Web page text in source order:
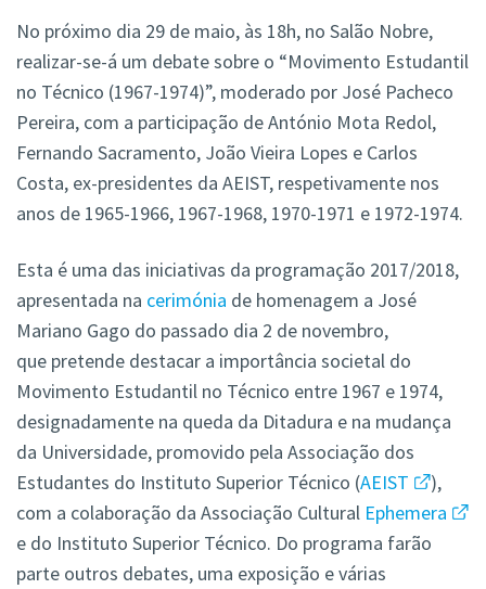
No próximo dia 29 de maio, às 18h, no Salão Nobre,
realizar-se-á um debate sobre o “Movimento Estudantil
no Técnico (1967-1974)”, moderado por José Pacheco
Pereira, com a participação de António Mota Redol,
Fernando Sacramento, João Vieira Lopes e Carlos
Costa, ex-presidentes da AEIST, respetivamente nos
anos de 1965-1966, 1967-1968, 1970-1971 e 1972-1974.
Esta é uma das iniciativas da programação 2017/2018,
apresentada na cerimónia de homenagem a José
Mariano Gago do passado dia 2 de novembro,
que pretende destacar a importância societal do
Movimento Estudantil no Técnico entre 1967 e 1974,
designadamente na queda da Ditadura e na mudança
da Universidade, promovido pela Associação dos
Estudantes do Instituto Superior Técnico (AEIST
),
com a colaboração da Associação Cultural Ephemera
e do Instituto Superior Técnico. Do programa farão
parte outros debates, uma exposição e várias